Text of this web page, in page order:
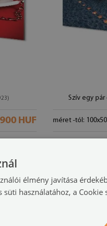
HUF
Szív egy
méret -tól: 100x50
élmény javítása
süti használatához, a